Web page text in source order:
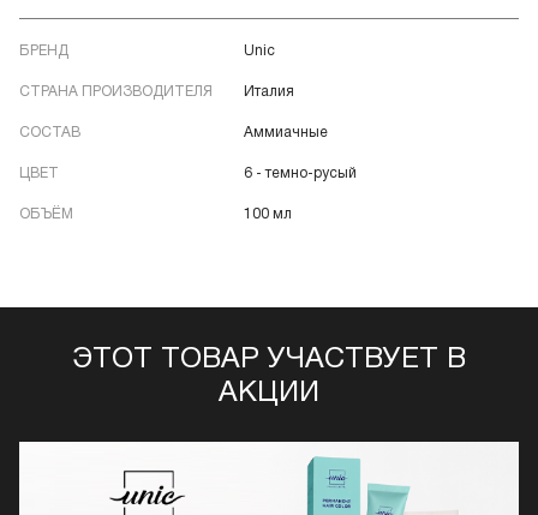
БРЕНД Unic
СТРАНА ПРОИЗВОДИТЕЛЯ Италия
СОСТАВ Аммиачные
ЦВЕТ 6 - темно-русый
ОБЪЁМ 100 мл
ЭТОТ ТОВАР УЧАСТВУЕТ В
АКЦИИ